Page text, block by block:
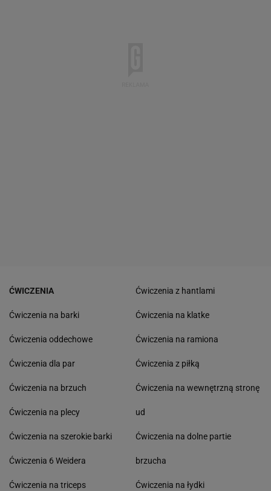
ĆWICZENIA
Ćwiczenia na barki
Ćwiczenia oddechowe
Ćwiczenia dla par
Ćwiczenia na brzuch
Ćwiczenia na plecy
Ćwiczenia na szerokie barki
Ćwiczenia 6 Weidera
Ćwiczenia na triceps
Ćwiczenia z hantlami
Ćwiczenia na klatke
Ćwiczenia na ramiona
Ćwiczenia z piłką
Ćwiczenia na wewnętrzną stronę
ud
Ćwiczenia na dolne partie
brzucha
Ćwiczenia na łydki